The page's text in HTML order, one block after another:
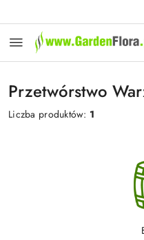
Przetwórstwo
Liczba produktów: 1